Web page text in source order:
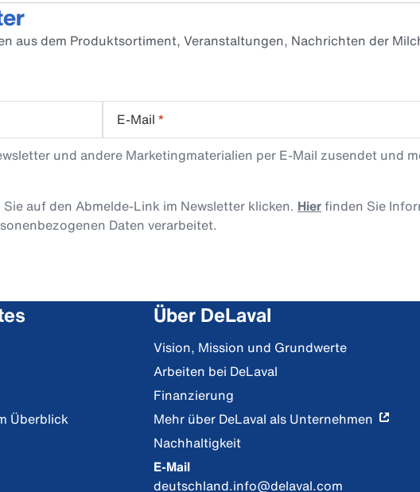
aus dem Produktsortiment, Veranstaltungen, Nachrichten der
E-Mail *
und andere Marketingmaterialien per E-Mail zusendet und
auf den Abmelde-Link im Newsletter klicken. Hierfinden Sie
Daten verarbeitet.
Überblick
Über DeLaval
Vision, Mission und Grundwerte
Arbeiten bei DeLaval
Finanzierung
Mehr über DeLaval als Unternehmen
Nachhaltigkeit
E-Mail
deutschland.info@delaval.com